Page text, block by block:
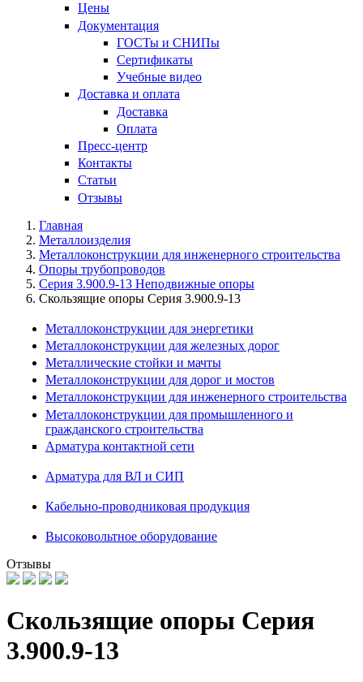
Цены
Документация
ГОСТы и СНИПы
Сертификаты
Учебные видео
Доставка и оплата
Доставка
Оплата
Пресс-центр
Контакты
Статьи
Отзывы
Главная
Металлоизделия
Металлоконструкции для инженерного строительства
Опоры трубопроводов
Серия 3.900.9-13 Неподвижные опоры
Скользящие опоры Серия 3.900.9-13
Металлоконструкции для энергетики
Металлоконструкции для железных дорог
Металлические стойки и мачты
Металлоконструкции для дорог и мостов
Металлоконструкции для инженерного строительства
Металлоконструкции для промышленного и
гражданского строительства
Арматура контактной сети
Арматура для ВЛ и СИП
Кабельно-проводниковая продукция
Высоковольтное оборудование
Отзывы
Скользящие опоры Серия
3.900.9-13